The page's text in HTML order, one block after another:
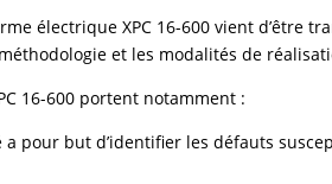
électrique XPC 16-600 vient d’être
et les modalités de
16-600 portent notamment :
a pour but d’identifier les défauts